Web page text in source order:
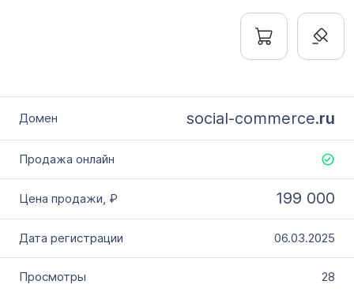
social-commerce.ru
199 000
06.03.2025
28